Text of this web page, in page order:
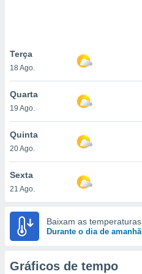
nós e
únicos
para
e
sitio
IP e
possam
com
Terça
18 Ago.
Quarta
19 Ago.
Quinta
20 Ago.
Sexta
21 Ago.
Baixam as temperaturas
Durante o dia de amanhã
Gráficos de tempo